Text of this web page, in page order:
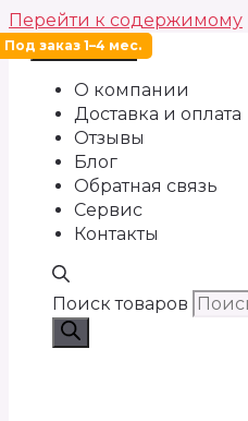
Перейти к содержимому
Меню
О компании
Доставка и оплата
Отзывы
Блог
Обратная связь
Сервис
Контакты
Поиск товаров
Под заказ 1–4 мес.